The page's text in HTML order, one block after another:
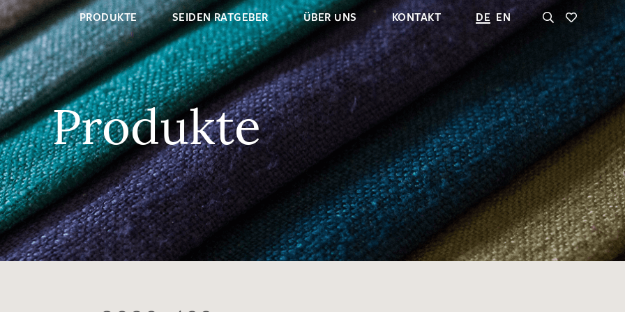
PRODUKTE SEIDEN RATGEBER ÜBER UNS KONTAKT DE EN
Produkte